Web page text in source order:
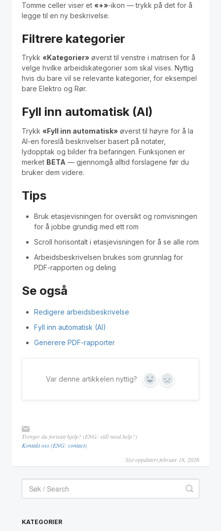
Tomme celler viser et «+»-ikon — trykk på det for å
legge til en ny beskrivelse.
Filtrere kategorier
Trykk «Kategorier» øverst til venstre i matrisen for å
velge hvilke arbeidskategorier som skal vises. Nyttig
hvis du bare vil se relevante kategorier, for eksempel
bare Elektro og Rør.
Fyll inn automatisk (AI)
Trykk «Fyll inn automatisk» øverst til høyre for å la
AI-en foreslå beskrivelser basert på notater,
lydopptak og bilder fra befaringen. Funksjonen er
merket BETA — gjennomgå alltid forslagene før du
bruker dem videre.
Tips
Bruk etasjevisningen for oversikt og romvisningen
for å jobbe grundig med ett rom
Scroll horisontalt i etasjevisningen for å se alle rom
Arbeidsbeskrivelsen brukes som grunnlag for
PDF-rapporten og deling
Se også
Redigere arbeidsbeskrivelse
Fyll inn automatisk (AI)
Generere PDF-rapporter
Var denne artikkelen nyttig? Yes No
Trenger du fortsatt hjelp? (ENG: still need help?)
Kontakt oss (ENG: contact)
Sist oppdatert februar 18, 2026
KATEGORIER